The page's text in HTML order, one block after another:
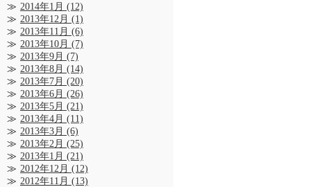
2014年1月 (12)
2013年12月 (1)
2013年11月 (6)
2013年10月 (7)
2013年9月 (7)
2013年8月 (14)
2013年7月 (20)
2013年6月 (26)
2013年5月 (21)
2013年4月 (11)
2013年3月 (6)
2013年2月 (25)
2013年1月 (21)
2012年12月 (12)
2012年11月 (13)